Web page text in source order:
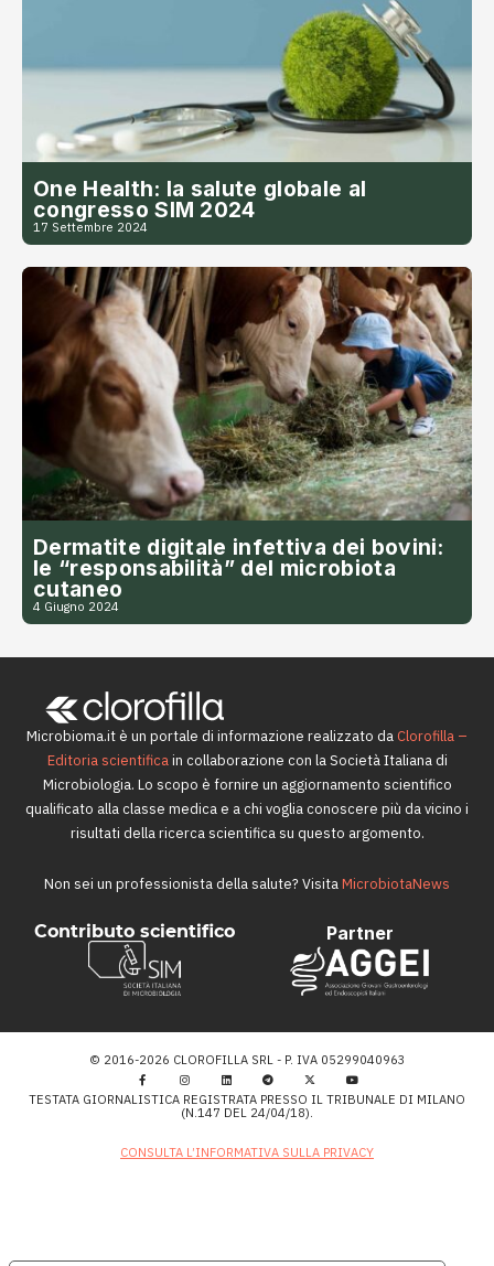
One Health: la salute globale al
congresso SIM 2024
17 Settembre 2024
Dermatite digitale infettiva dei bovini:
le “responsabilità” del microbiota
cutaneo
4 Giugno 2024
Microbioma.it è un portale di informazione realizzato daClorofilla –
Editoria scientificain collaborazione con la Società Italiana di
Microbiologia. Lo scopo è fornire un aggiornamento scientifico
qualificato alla classe medica e a chi voglia conoscere più da vicino i
risultati della ricerca scientifica su questo argomento.
Non sei un professionista della salute? VisitaMicrobiotaNews
Contributo scientifico Partner
© 2016-2026 CLOROFILLA SRL - P. IVA 05299040963
TESTATA GIORNALISTICA REGISTRATA PRESSO IL TRIBUNALE DI MILANO
(N.147 DEL 24/04/18).
CONSULTA L’INFORMATIVA SULLA PRIVACY